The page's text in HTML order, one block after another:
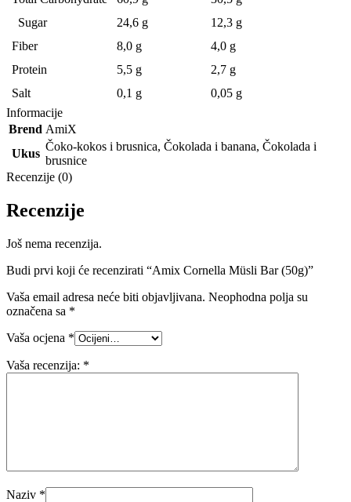
Sugar
24,6 g
12,3 g
Fiber
8,0 g
4,0 g
Protein
5,5 g
2,7 g
Salt
0,1 g
0,05 g
Informacije
Brend AmiX
Ukus
Čoko-kokos i brusnica, Čokolada i banana, Čokolada i
brusnice
Recenzije (0)
Recenzije
Još nema recenzija.
Budi prvi koji će recenzirati “Amix Cornella Müsli Bar (50g)”
Vaša email adresa neće biti objavljivana. Neophodna polja su
označena sa *
Vaša ocjena *
Vaša recenzija: *
Naziv *